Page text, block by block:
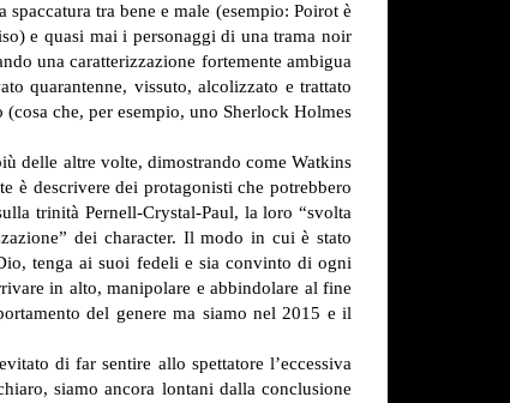
tra bene e male (esempio: Poirot è
e quasi mai i personaggi di una trama noir
una caratterizzazione fortemente ambigua
quarantenne, vissuto, alcolizzato e trattato
che, per esempio, uno Sherlock Holmes
delle altre volte, dimostrando come Watkins
è descrivere dei protagonisti che potrebbero
trinità Pernell-Crystal-Paul, la loro “svolta
dei character. Il modo in cui è stato
tenga ai suoi fedeli e sia convinto di ogni
in alto, manipolare e abbindolare al fine
del genere ma siamo nel 2015 e il
di far sentire allo spettatore l’eccessiva
siamo ancora lontani dalla conclusione